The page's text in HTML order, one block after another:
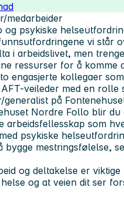
medarbeider
og psykiske
vi står
i arbeidslivet, men
ressurser for å komme
engasjerte kollegaer
veileder med en rolle
generalist på
Nordre Follo blir du
arbeidsfellesskap som
psykiske
bygge mestringsfølelse,
og deltakelse er
og at veien dit ser